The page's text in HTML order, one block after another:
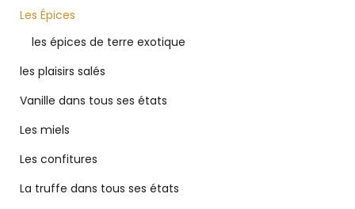
Les Épices
les épices de terre exotique
les plaisirs salés
Vanille dans tous ses états
Les miels
Les confitures
La truffe dans tous ses états